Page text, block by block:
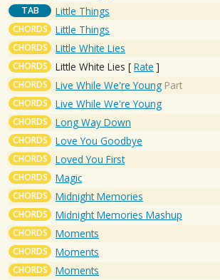
TAB Little Things
CHORDS Little Things
CHORDS Little White Lies
CHORDS Little White Lies [ Rate ]
CHORDS Live While We're Young Part
CHORDS Live While We're Young
CHORDS Long Way Down
CHORDS Love You Goodbye
CHORDS Loved You First
CHORDS Magic
CHORDS Midnight Memories
CHORDS Midnight Memories Mashup
CHORDS Moments
CHORDS Moments
CHORDS Moments